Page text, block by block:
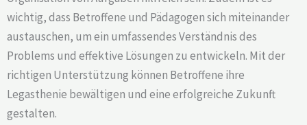
wichtig, dass Betroffene und Pädagogen sich miteinander
austauschen, um ein umfassendes Verständnis des
Problems und effektive Lösungen zu entwickeln. Mit der
richtigen Unterstützung können Betroffene ihre
Legasthenie bewältigen und eine erfolgreiche Zukunft
gestalten.